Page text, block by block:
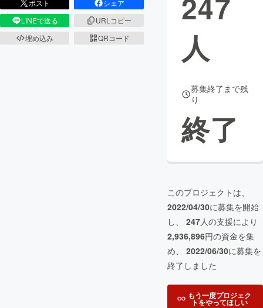
ポスト
シェア
LINEで送る
URLコピー
埋め込み
QRコード
人
募集終了まで残
り
終了
このプロジェクトは、
2022/04/30に募集を開始
し、 247人の支援により
2,936,896円の資金を集
め、 2022/06/30に募集を
終了しました
もう一度プロジェク
トをやってほしい